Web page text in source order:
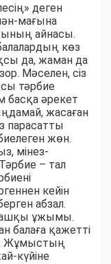
деген
мағына
айнасы.
көз
да, жаман да
Мәселен, сіз
тәрбие
басқа әрекет
жасаған
парасатты
жөн.
мінез-
– тал
кейін
абзал.
ұжымы.
балаға қажетті
Жұмыстың
күйіне